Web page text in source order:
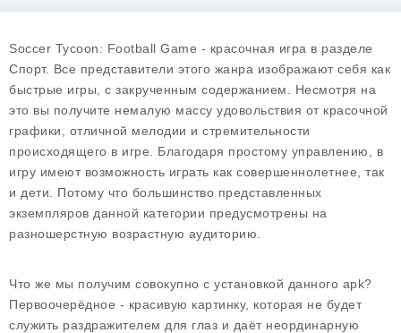
Soccer Tycoon: Football Game - красочная игра в разделе
Спорт. Все представители этого жанра изображают себя как
быстрые игры, с закрученным содержанием. Несмотря на
это вы получите немалую массу удовольствия от красочной
графики, отличной мелодии и стремительности
происходящего в игре. Благодаря простому управлению, в
игру имеют возможность играть как совершеннолетнее, так
и дети. Потому что большинство представленных
экземпляров данной категории предусмотрены на
разношерстную возрастную аудиторию.
Что же мы получим совокупно с установкой данного apk?
Первоочерёдное - красивую картинку, которая не будет
служить раздражителем для глаз и даёт неординарную